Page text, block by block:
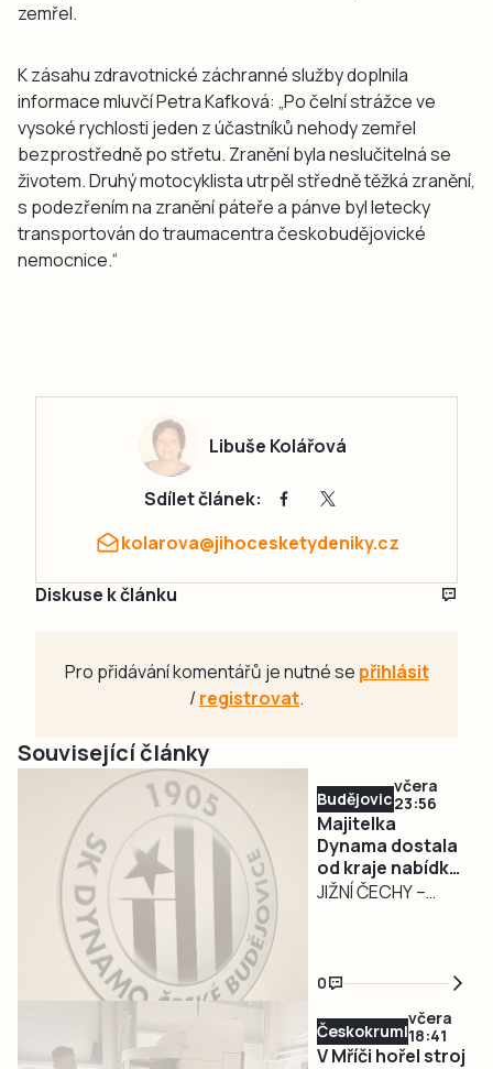
zemřel.
K zásahu zdravotnické záchranné služby doplnila
informace mluvčí Petra Kafková: „Po čelní strážce ve
vysoké rychlosti jeden z účastníků nehody zemřel
bezprostředně po střetu. Zranění byla neslučitelná se
životem. Druhý motocyklista utrpěl středně těžká zranění,
s podezřením na zranění páteře a pánve byl letecky
transportován do traumacentra českobudějovické
nemocnice.“
Libuše Kolářová
Sdílet článek:
kolarova@jihocesketydeniky.cz
Diskuse k článku
Pro přidávání komentářů je nutné se přihlásit
/registrovat.
Související články
Budějovicko
včera
23:56
Majitelka
Dynama dostala
od kraje nabídku
na odkup akcií za
JIŽNÍ ČECHY –
předložil majitelce
SK Dynamo České
Budějovice
oficiální nabídku
0
Českokrumlovsko
včera
18:41
V Mříči hořel stroj